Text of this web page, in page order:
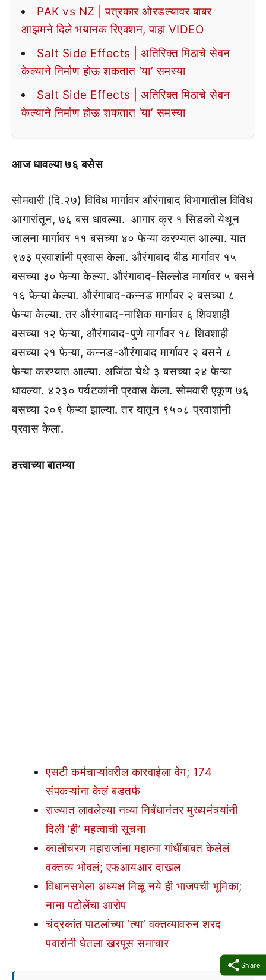
Share
PAK vs NZ | पत्रकार ओरडल्यावर बाबर
आझमने दिले भयानक रिएक्शन, पाहा VIDEO
Salt Side Effects | अतिरिक्त मिठाचे सेवन
केल्याने निर्माण होऊ शकतात ‘या’ समस्या
Salt Side Effects | अतिरिक्त मिठाचे सेवन
केल्याने निर्माण होऊ शकतात ‘या’ समस्या
आज धावल्या ७६ बसेस
सोमवारी (दि.२७) विविध मार्गावर औरंगाबाद विभागातील विविध
आगारांतून, ७६ बस धावल्या. आगार क्र १ सिडको येथून
जालना मार्गावर ११ बसच्या ४० फेऱ्या करण्यात आल्या. यात
९७३ प्रवाशांनी प्रवास केला. औरंगाबाद बीड मार्गावर १५
बसच्या ३० फेऱ्या केल्या. औरंगाबाद-सिल्लोड मार्गावर ५ बसने
१६ फेऱ्या केल्या. औरंगाबाद-कन्नड मार्गावर २ बसच्या ८
फेऱ्या केल्या. तर औरंगाबाद-नाशिक मार्गावर ६ शिवशाही
बसच्या १२ फेऱ्या, औरंगाबाद-पुणे मार्गावर १८ शिवशाही
बसच्या २१ फेऱ्या, कन्नड-औरंगाबाद मार्गावर २ बसने ८
फेऱ्या करण्यात आल्या. अजिंठा येथे ३ बसच्या २४ फेऱ्या
धावल्या. ४२३० पर्यटकांनी प्रवास केला. सोमवारी एकूण ७६
बसच्या २०९ फेऱ्या झाल्या. तर यातून ९५०८ प्रवाशांनी
प्रवास केला.
हत्त्वाच्या बातम्या
एसटी कर्मचाऱ्यांवरील कारवाईला वेग; 174
संपकऱ्यांना केलं बडतर्फ
राज्यात लावलेल्या नव्या निर्बंधानंतर मुख्यमंत्र्यांनी
दिली ‘ही’ महत्वाची सूचना
कालीचरण महाराजांना महात्मा गांधींबाबत केलेलं
वक्तव्य भोवलं; एफआयआर दाखल
विधानसभेला अध्यक्ष मिळू नये ही भाजपची भूमिका;
नाना पटोलेंचा आरोप
चंद्रकांत पाटलांच्या ‘त्या’ वक्तव्यावरुन शरद
पवारांनी घेतला खरपूस समाचार